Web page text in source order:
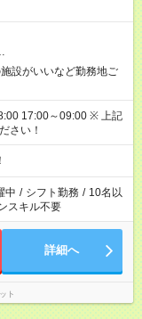
設がいいなど勤務地ご
～09:00 ※ 上記
さい！
中 / シフト勤務 / 10名以
スキル不要
詳細へ
ト